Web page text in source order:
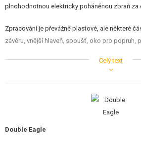
plnohodnotnou elektricky poháněnou zbraň za
Zpracování je převážně plastové, ale některé
závěru, vnější hlaveň, spoušť, oko pro popruh,
je třeba počítat s tím, že tělo má nižší odolnost
Vnitřní mechanismus je převážně plastový, ale
Celý text
Double Eagle